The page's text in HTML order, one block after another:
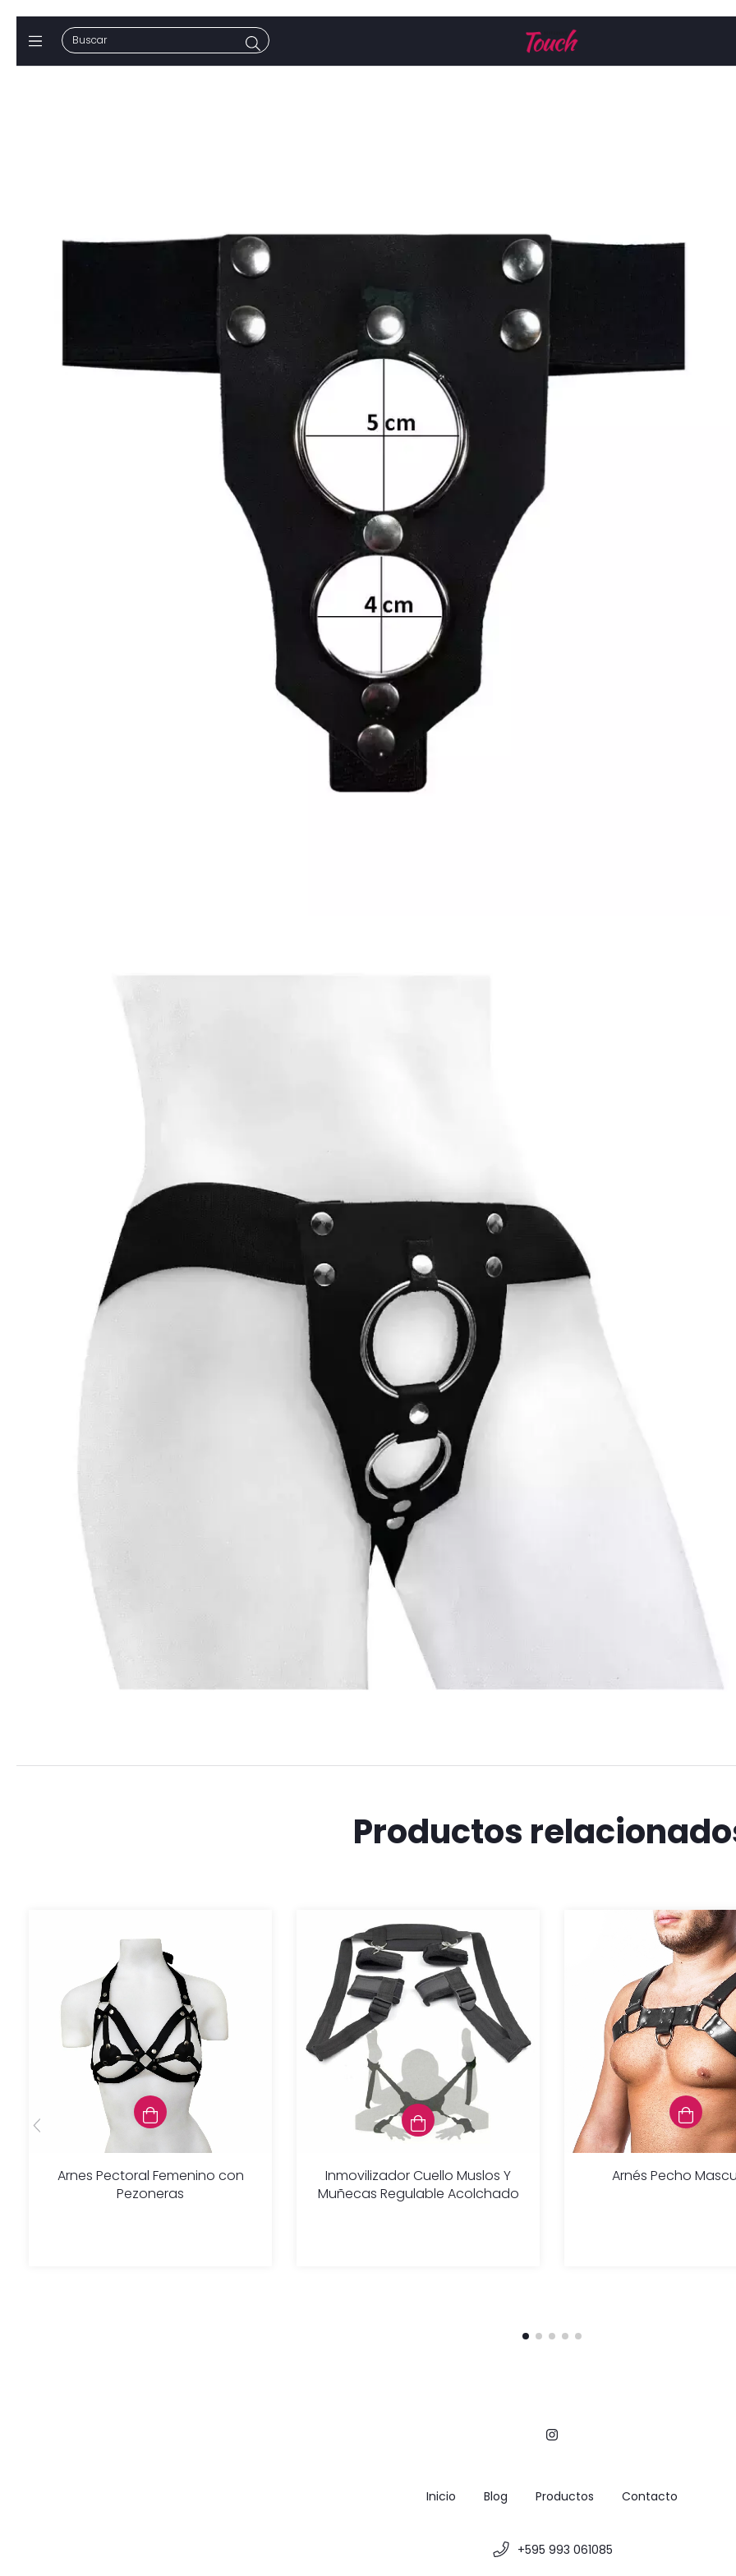
Productos
Arnes Pectoral Femenino con
Pezoneras
Inmovilizador Cuello Muslos Y
Muñecas Regulable Acolchado
Arnés Pecho
Inicio Blog Productos Contacto
+595 993 061085